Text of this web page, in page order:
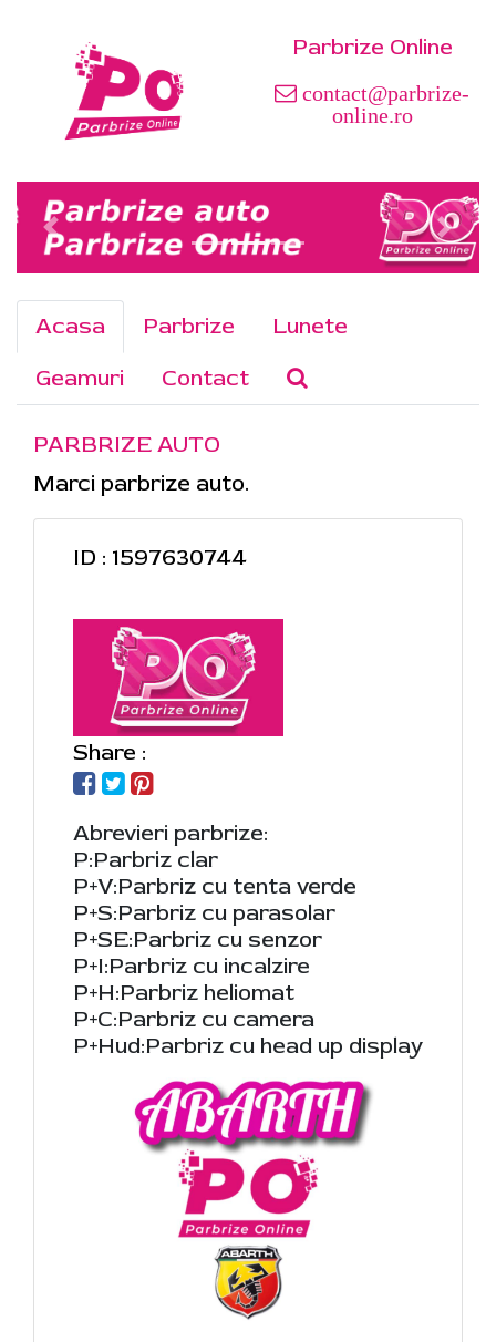
Parbrize Online
contact@parbrize-
online.ro
Acasa Parbrize
Lunete
Geamuri
Contact
PARBRIZE AUTO
Marci parbrize auto.
ID : 1597630744
Share :
Abrevieri parbrize:
P:Parbriz clar
P+V:Parbriz cu tenta verde
P+S:Parbriz cu parasolar
P+SE:Parbriz cu senzor
P+I:Parbriz cu incalzire
P+H:Parbriz heliomat
P+C:Parbriz cu camera
P+Hud:Parbriz cu head up display